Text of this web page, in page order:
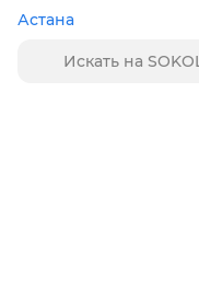
Астана